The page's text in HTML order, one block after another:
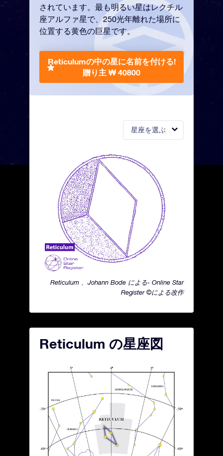
星座を選ぶ
Reticulum 、Johann Bode による- Online Star
Register ©による改作
されています。最も明るい星はレクチル
座アルファ星で、250光年離れた場所に
位置する黄色の巨星です。
Reticulumの中の星に名前を付ける!
贈り主 ₩ 40800
Reticulum の星座図